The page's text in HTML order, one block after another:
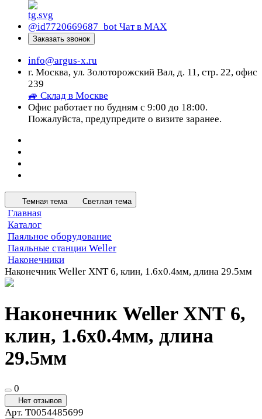
@id7720669687_bot Чат в МАХ
Заказать звонок
info@argus-x.ru
г. Москва, ул. Золоторожский Вал, д. 11, стр. 22, офис
239
🚙 Склад в Москве
Офис работает по будням с 9:00 до 18:00.
Пожалуйста, предупредите о визите заранее.
Темная тема Светлая тема
Главная
Каталог
Паяльное оборудование
Паяльные станции Weller
Наконечники
Наконечник Weller XNT 6, клин, 1.6х0.4мм, длина 29.5мм
Наконечник Weller XNT 6,
клин, 1.6х0.4мм, длина
29.5мм
0
Нет отзывов
Арт. T0054485699